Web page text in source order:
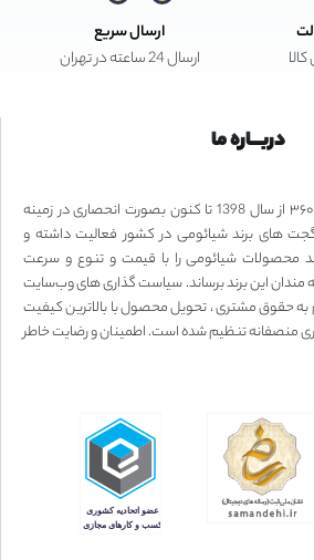
ارسال سریع
ارسال 24 ساعته در تهران
دربـــاره ما
فروشگاه اینترنتی شیائومی ۳۶۰ از سال 1398 تا کنون بصورت انحصاری در زمینه
های برند شیائومی در کشور فعالیت داشته و
محصولات شیائومی را با قیمت و تنوع و سرعت
مندان این برند برساند. سیاست گذاری های وب‌سایت
احترام به حقوق مشتری ، تحویل محصول با بالاترین کیفیت
منصفانه تنظیم شده است. اطمینان و رضایت خاطر